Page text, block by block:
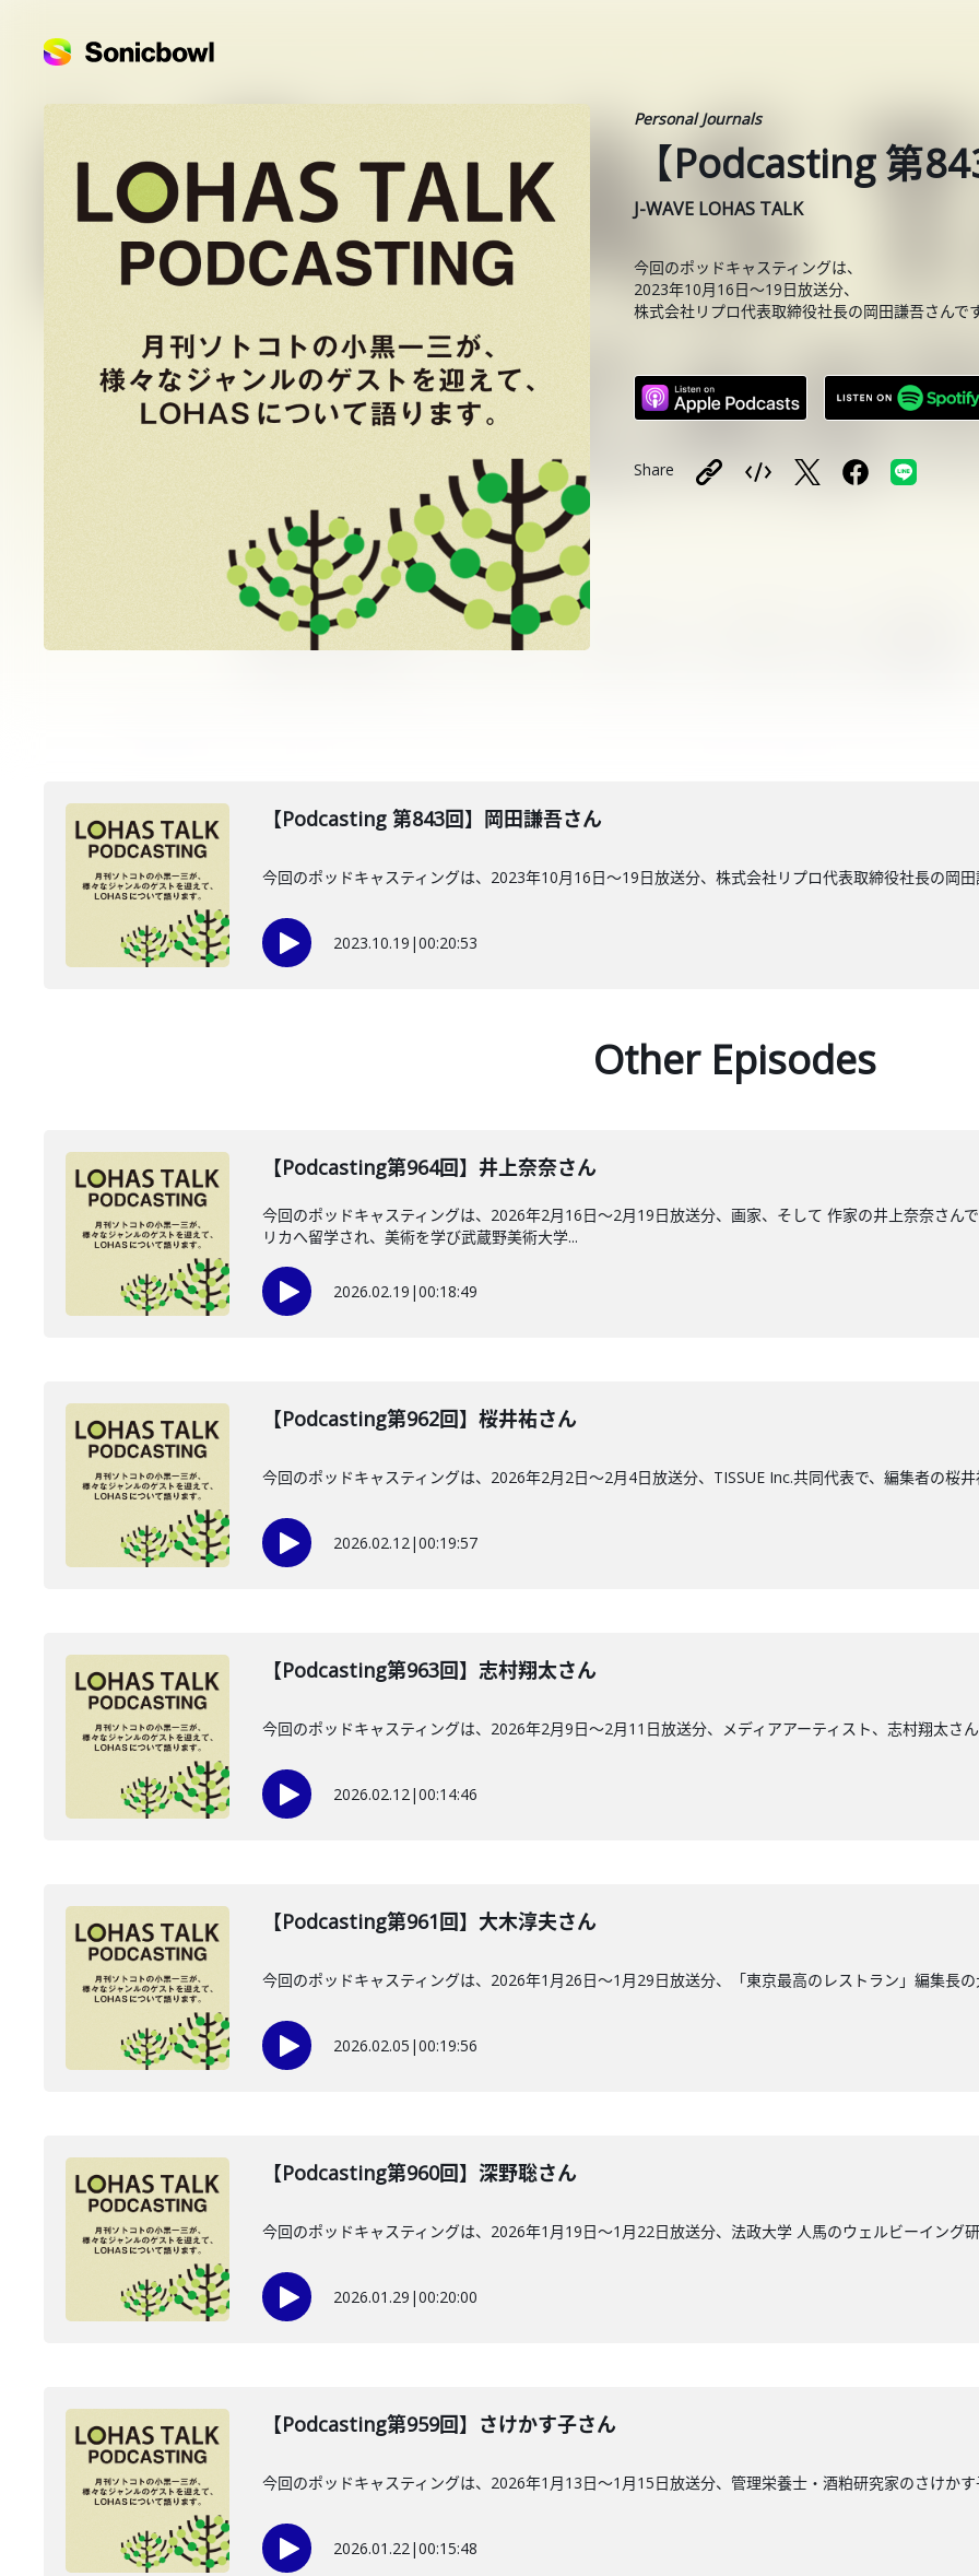
Personal Journals
【Podcasting 第
J-WAVE LOHAS TALK
今回のポッドキャスティングは、
2023年10月16日〜19日放送分、
株式会社リプロ代表取締役社長の岡田謙吾さんです
Share
【Podcasting 第843回】岡田謙吾さん
今回のポッドキャスティングは、2023年10月16日〜19日放送分、株式会社リプロ代表取締役社長の岡田
2023.10.19 |00:20:53
Other Episodes
【Podcasting第964回】井上奈奈さん
今回のポッドキャスティングは、2026年2月16日〜2月19日放送分、画家、そして 作家の井上奈奈さん
リカへ留学され、美術を学び武蔵野美術大学...
2026.02.19 |00:18:49
【Podcasting第962回】桜井祐さん
今回のポッドキャスティングは、2026年2月2日〜2月4日放送分、TISSUE Inc.共同代表で、編集者の桜井
2026.02.12|00:19:57
【Podcasting第963回】志村翔太さん
今回のポッドキャスティングは、2026年2月9日〜2月11日放送分、メディアアーティスト、志村翔太さん
2026.02.12|00:14:46
【Podcasting第961回】大木淳夫さん
今回のポッドキャスティングは、2026年1月26日〜1月29日放送分、「東京最高のレストラン」編集長の
2026.02.05 |00:19:56
【Podcasting第960回】深野聡さん
今回のポッドキャスティングは、2026年1月19日〜1月22日放送分、法政大学 人馬のウェルビーイング
2026.01.29 |00:20:00
【Podcasting第959回】さけかす子さん
今回のポッドキャスティングは、2026年1月13日〜1月15日放送分、管理栄養士・酒粕研究家のさけかす
2026.01.22|00:15:48